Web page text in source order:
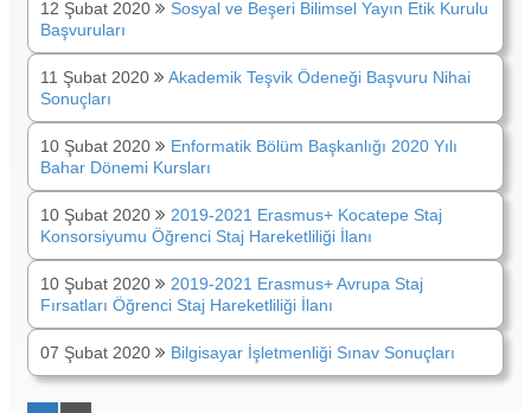
12 Şubat 2020
Sosyal ve Beşeri Bilimsel Yayın Etik Kurulu
Başvuruları
11 Şubat 2020
Akademik Teşvik Ödeneği Başvuru Nihai
Sonuçları
10 Şubat 2020
Enformatik Bölüm Başkanlığı 2020 Yılı
Bahar Dönemi Kursları
10 Şubat 2020
2019-2021 Erasmus+ Kocatepe Staj
Konsorsiyumu Öğrenci Staj Hareketliliği İlanı
10 Şubat 2020
2019-2021 Erasmus+ Avrupa Staj
Fırsatları Öğrenci Staj Hareketliliği İlanı
07 Şubat 2020 Bilgisayar İşletmenliği Sınav Sonuçları